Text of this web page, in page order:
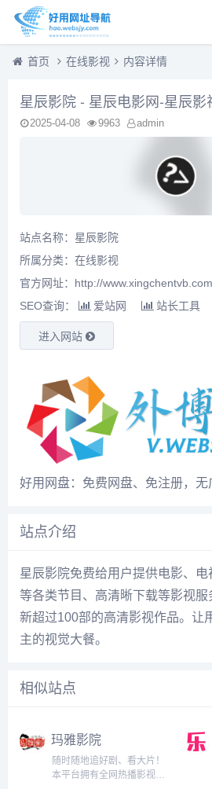
首页 在线影视 内容详情
星辰影院 - 星辰电影网-星辰影
2025-04-08 9963 admin
站点名称：星辰影院
所属分类： 在线影视
官方网址：http://
SEO查询：
爱站网 站长工具
进入网站
好用网盘：免费网盘、免注册，无
站点介绍
星辰影院免费给用户提供电影、电
等各类节目、高清晰下载等影视服
新超过100部的高清影视作品。让
主的视觉大餐。
相似站点
玛雅影院
随时随地追好剧、看大片！
本平台拥有全网热播影视资